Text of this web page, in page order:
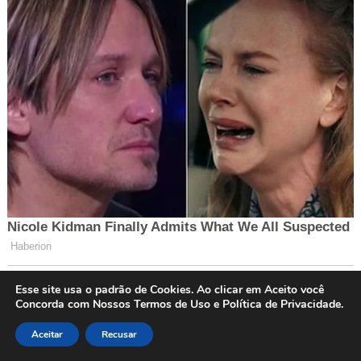
Esse site usa o padrão de Cookies. Ao clicar em Aceito você
Concorda com Nossos Termos de Uso e Política de Privacidade.
Aceitar Recusar